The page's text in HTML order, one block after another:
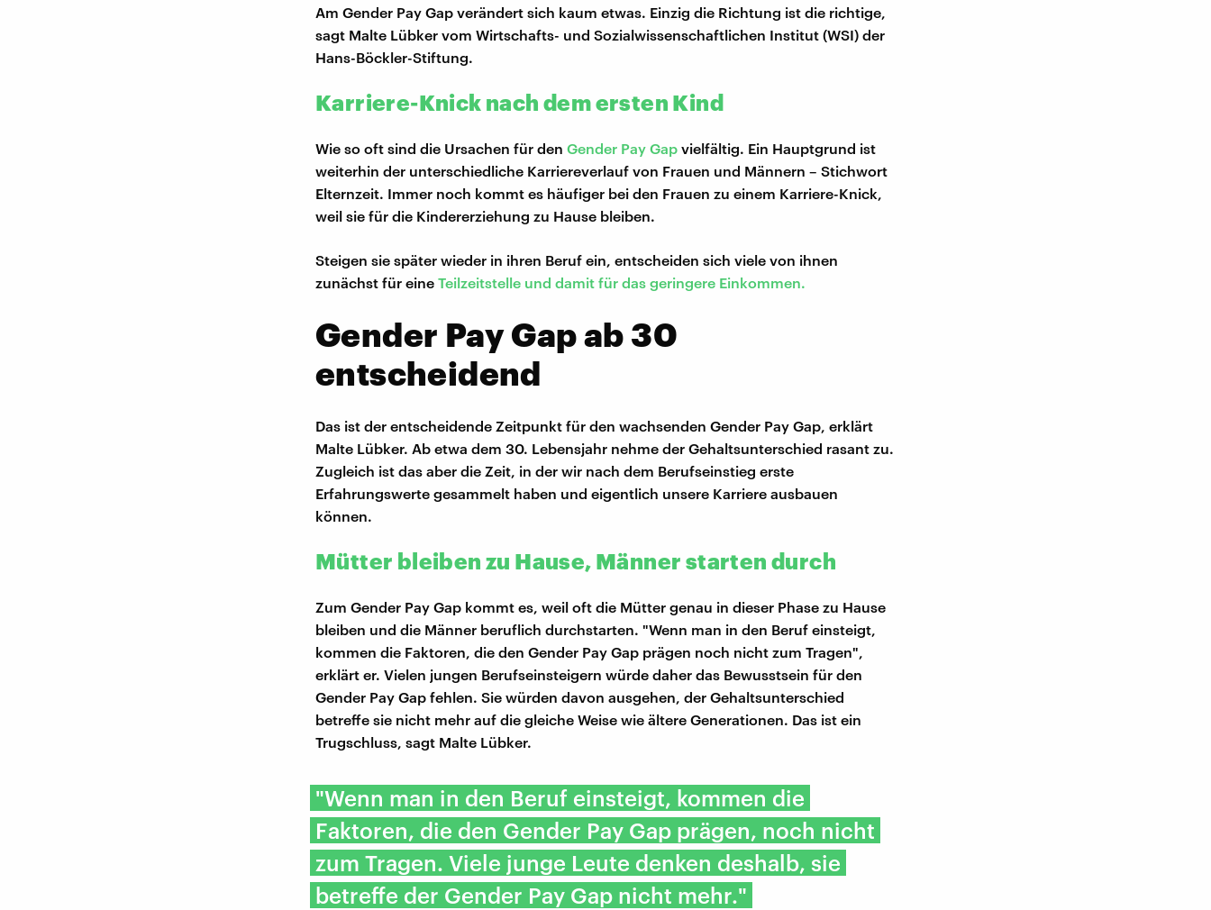
Am Gender Pay Gap verändert sich kaum etwas. Einzig die Richtung ist die richtige,
sagt Malte Lübker vom Wirtschafts- und Sozialwissenschaftlichen Institut (WSI) der
Hans-Böckler-Stiftung.
Karriere-Knick nach dem ersten Kind
Wie so oft sind die Ursachen für den Gender Pay Gap vielfältig. Ein Hauptgrund ist
weiterhin der unterschiedliche Karriereverlauf von Frauen und Männern – Stichwort
Elternzeit. Immer noch kommt es häufiger bei den Frauen zu einem Karriere-Knick,
weil sie für die Kindererziehung zu Hause bleiben.
Steigen sie später wieder in ihren Beruf ein, entscheiden sich viele von ihnen
zunächst für eine Teilzeitstelle und damit für das geringere Einkommen.
Gender Pay Gap ab 30
entscheidend
Das ist der entscheidende Zeitpunkt für den wachsenden Gender Pay Gap, erklärt
Malte Lübker. Ab etwa dem 30. Lebensjahr nehme der Gehaltsunterschied rasant zu.
Zugleich ist das aber die Zeit, in der wir nach dem Berufseinstieg erste
Erfahrungswerte gesammelt haben und eigentlich unsere Karriere ausbauen
können.
Mütter bleiben zu Hause, Männer starten durch
Zum Gender Pay Gap kommt es, weil oft die Mütter genau in dieser Phase zu Hause
bleiben und die Männer beruflich durchstarten. "Wenn man in den Beruf einsteigt,
kommen die Faktoren, die den Gender Pay Gap prägen noch nicht zum Tragen",
erklärt er. Vielen jungen Berufseinsteigern würde daher das Bewusstsein für den
Gender Pay Gap fehlen. Sie würden davon ausgehen, der Gehaltsunterschied
betreffe sie nicht mehr auf die gleiche Weise wie ältere Generationen. Das ist ein
Trugschluss, sagt Malte Lübker.
"Wenn man in den Beruf einsteigt, kommen die
Faktoren, die den Gender Pay Gap prägen, noch nicht
zum Tragen. Viele junge Leute denken deshalb, sie
betreffe der Gender Pay Gap nicht mehr."